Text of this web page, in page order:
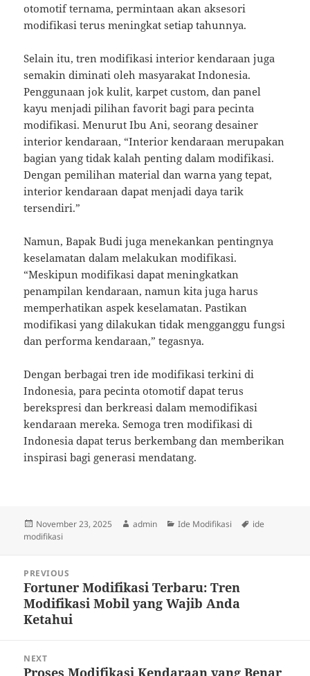
otomotif ternama, permintaan akan aksesori
modifikasi terus meningkat setiap tahunnya.
Selain itu, tren modifikasi interior kendaraan juga
semakin diminati oleh masyarakat Indonesia.
Penggunaan jok kulit, karpet custom, dan panel
kayu menjadi pilihan favorit bagi para pecinta
modifikasi. Menurut Ibu Ani, seorang desainer
interior kendaraan, “Interior kendaraan merupakan
bagian yang tidak kalah penting dalam modifikasi.
Dengan pemilihan material dan warna yang tepat,
interior kendaraan dapat menjadi daya tarik
tersendiri.”
Namun, Bapak Budi juga menekankan pentingnya
keselamatan dalam melakukan modifikasi.
“Meskipun modifikasi dapat meningkatkan
penampilan kendaraan, namun kita juga harus
memperhatikan aspek keselamatan. Pastikan
modifikasi yang dilakukan tidak mengganggu fungsi
dan performa kendaraan,” tegasnya.
Dengan berbagai tren ide modifikasi terkini di
Indonesia, para pecinta otomotif dapat terus
berekspresi dan berkreasi dalam memodifikasi
kendaraan mereka. Semoga tren modifikasi di
Indonesia dapat terus berkembang dan memberikan
inspirasi bagi generasi mendatang.
Posted
on
November 23, 2025 Author
admin Categories
Ide Modifikasi Tags
ide
modifikasi
navigation
PREVIOUS
Previous
post:
Fortuner Modifikasi Terbaru: Tren
Modifikasi Mobil yang Wajib Anda
Ketahui
NEXT
Next
Proses Modifikasi Kendaraan yang Benar